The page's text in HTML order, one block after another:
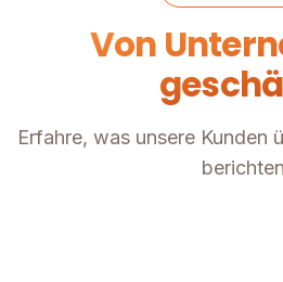
Von
Erfahre, was unsere Kunden
berichten